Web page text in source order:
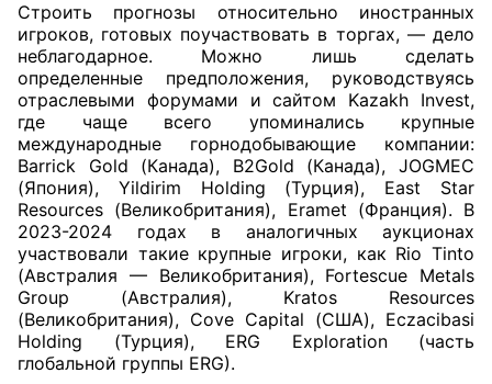
Строить прогнозы относительно иностранных
игроков, готовых поучаствовать в торгах, — дело
неблагодарное. Можно лишь сделать
определенные предположения, руководствуясь
отраслевыми форумами и сайтом Kazakh Invest,
где чаще всего упоминались крупные
международные горнодобывающие компании:
Barrick Gold (Канада), B2Gold (Канада), JOGMEC
(Япония), Yildirim Holding (Турция), East Star
Resources (Великобритания), Eramet (Франция). В
2023-2024 годах в аналогичных аукционах
участвовали такие крупные игроки, как Rio Tinto
(Австралия — Великобритания), Fortescue Metals
Group (Австралия), Kratos Resources
(Великобритания), Cove Capital (США), Eczacibasi
Holding (Турция), ERG Exploration (часть
глобальной группы ERG).